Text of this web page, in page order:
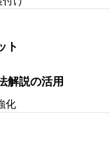
ト
解説の活用
化